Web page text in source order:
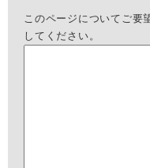
このページについてご要
してください。